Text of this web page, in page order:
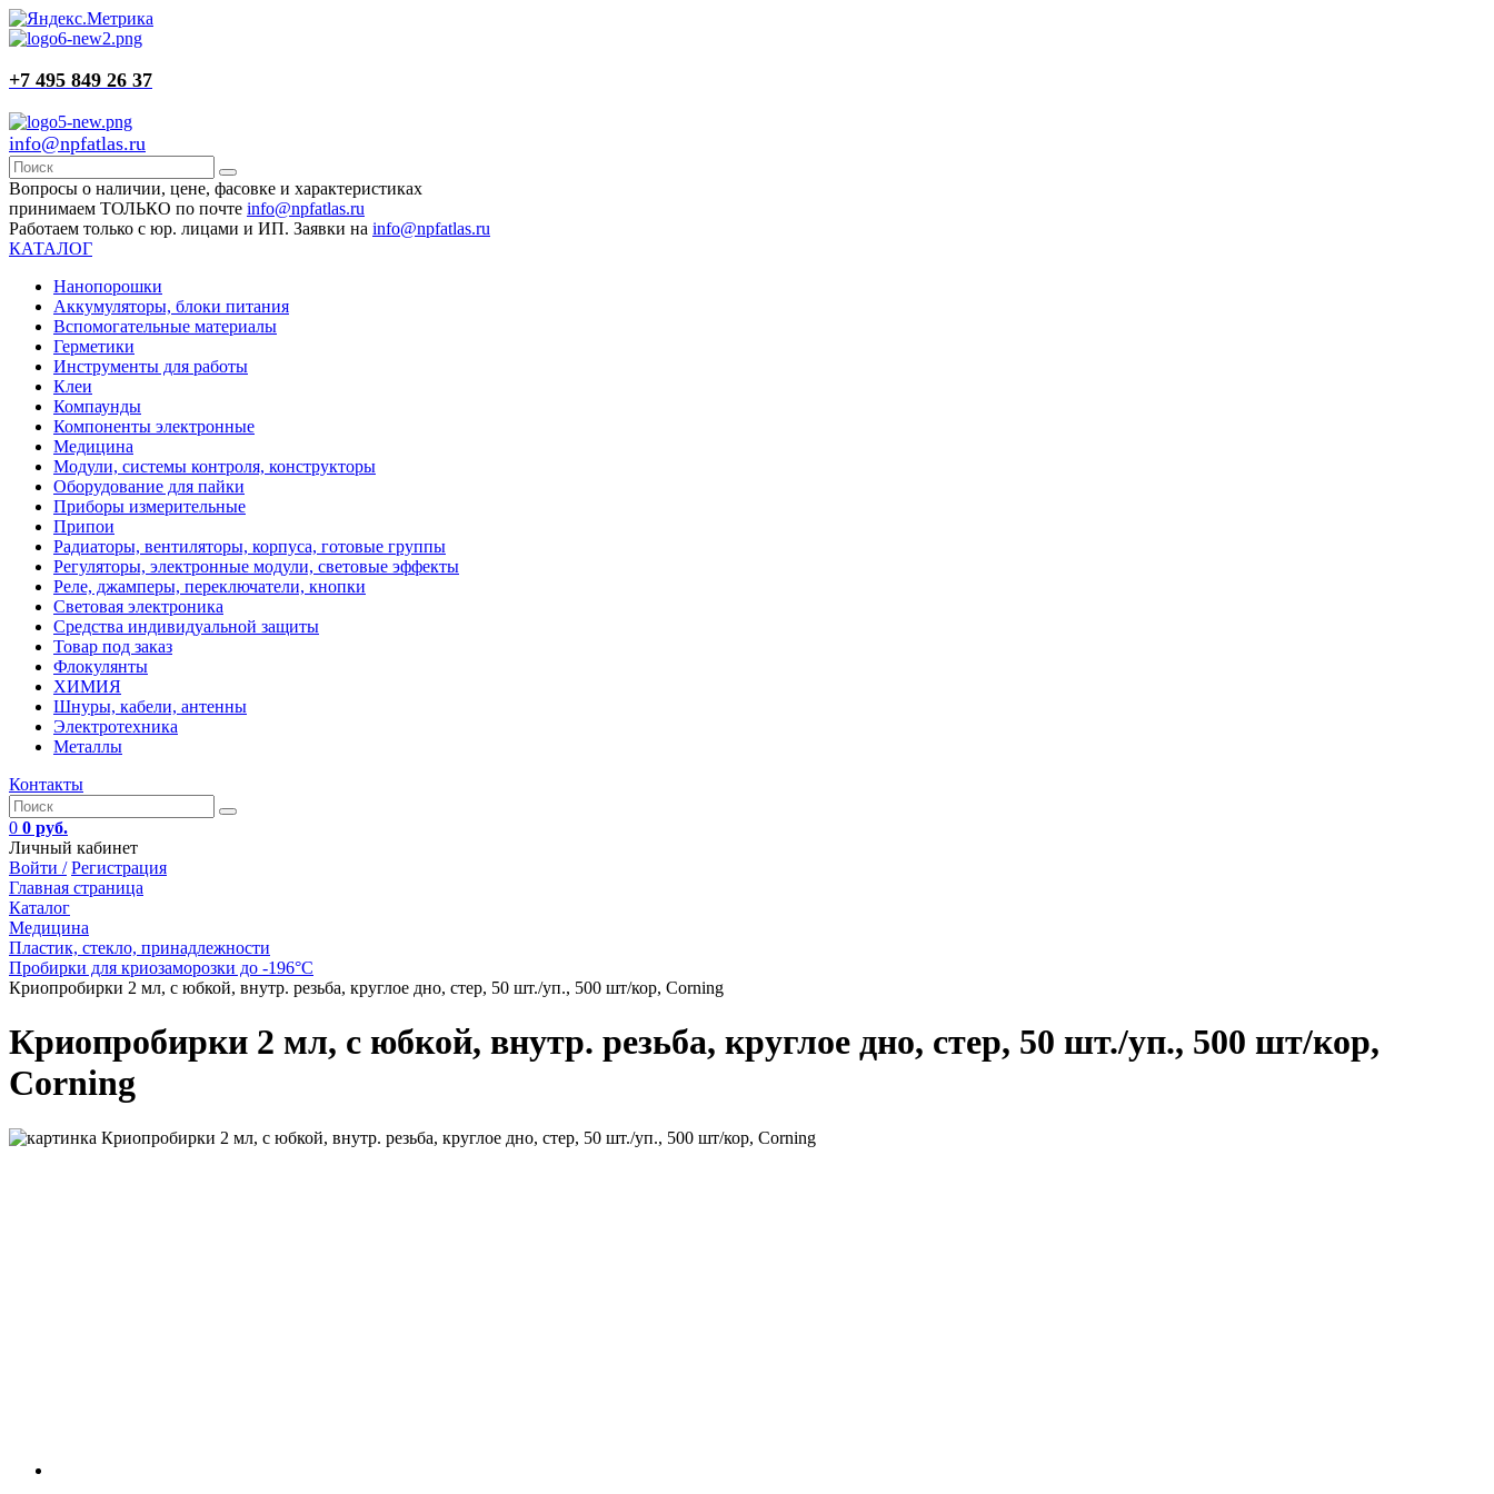
+7 495 849 26 37
info@npfatlas.ru
Вопросы о наличии, цене, фасовке и характеристиках
принимаем ТОЛЬКО по почте info@npfatlas.ru
Работаем только с юр. лицами и ИП. Заявки на info@npfatlas.ru
КАТАЛОГ
Нанопорошки
Аккумуляторы, блоки питания
Вспомогательные материалы
Герметики
Инструменты для работы
Клеи
Компаунды
Компоненты электронные
Медицина
Модули, системы контроля, конструкторы
Оборудование для пайки
Приборы измерительные
Припои
Радиаторы, вентиляторы, корпуса, готовые группы
Регуляторы, электронные модули, световые эффекты
Реле, джамперы, переключатели, кнопки
Световая электроника
Средства индивидуальной защиты
Товар под заказ
Флокулянты
ХИМИЯ
Шнуры, кабели, антенны
Электротехника
Металлы
Контакты
0 0 руб.
Личный кабинет
Войти / Регистрация
Главная страница
Каталог
Медицина
Пластик, стекло, принадлежности
Пробирки для криозаморозки до -196°С
Криопробирки 2 мл, с юбкой, внутр. резьба, круглое дно, стер, 50 шт./уп., 500 шт/кор, Corning
Криопробирки 2 мл, с юбкой, внутр. резьба, круглое дно, стер, 50 шт./уп., 500 шт/кор,
Corning